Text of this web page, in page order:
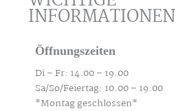
INFORMATIONEN
Öffnungszeiten
Di – Fr: 14.00 – 19.00
Sa/So/Feiertag: 10.00 – 19.00
*Montag geschlossen*